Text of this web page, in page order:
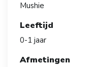
Mushie
Leeftijd
0-1 jaar
Afmetingen